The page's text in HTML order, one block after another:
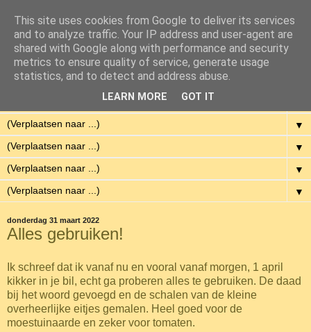
Eenvoudig Gelukkig
Met weinig middelen een hoge kwaliteit van leven hebben.
▼
▼
▼
▼
donderdag 31 maart 2022
Alles gebruiken!
Ik schreef dat ik vanaf nu en vooral vanaf morgen, 1 april
kikker in je bil, echt ga proberen alles te gebruiken. De daad
bij het woord gevoegd en de schalen van de kleine
overheerlijke eitjes gemalen. Heel goed voor de
moestuinaarde en zeker voor tomaten.
This site uses cookies from Google to deliver its services
and to analyze traffic. Your IP address and user-agent are
shared with Google along with performance and security
metrics to ensure quality of service, generate usage
statistics, and to detect and address abuse.
LEARN MORE GOT IT